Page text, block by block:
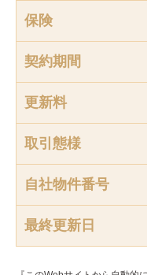
保険
契約期間
更新料
取引態様
自社物件番号
最終更新日